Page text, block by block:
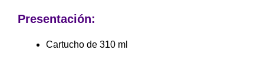
Presentación:
Cartucho de 310 ml